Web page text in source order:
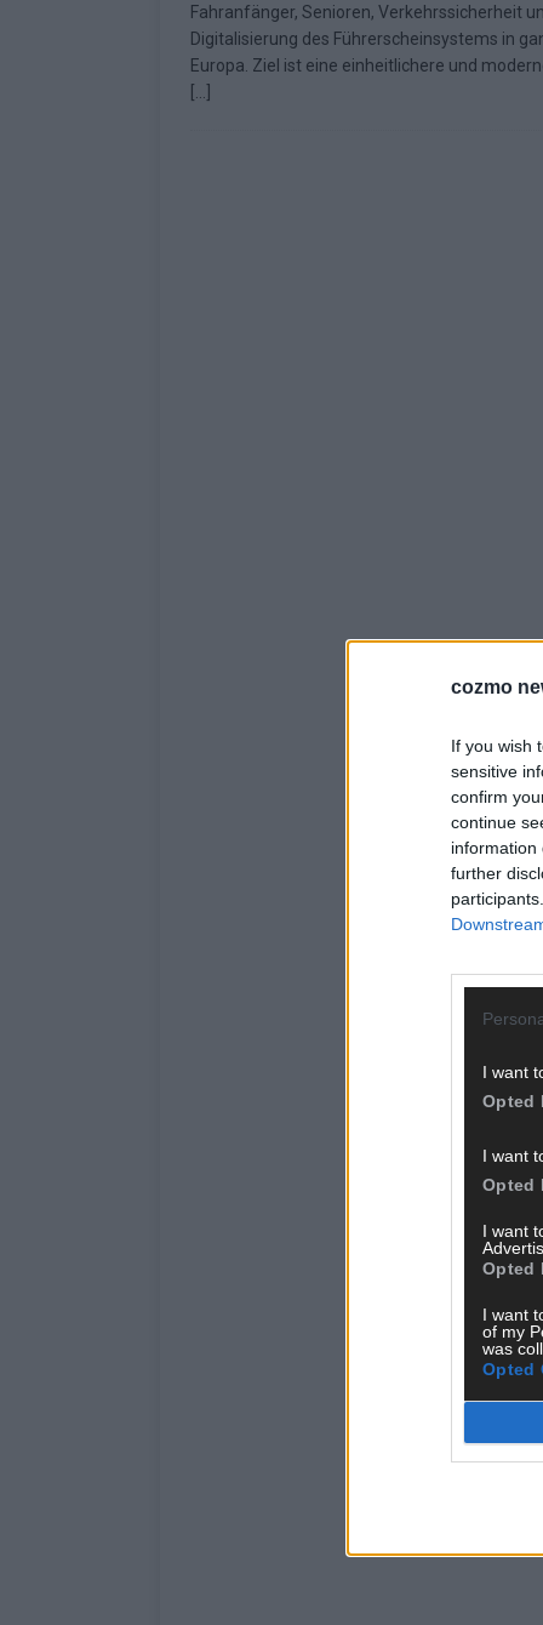
cozmo
If you wish
sensitive
confirm
continue
information
further
I want
Opted
I want
Opted
I want
Opted
I want
of my
was
Opted
Fazit zum ESC 2026 KOMMENTAR
Fahranfänger, Senioren, Verkehrssicherheit
Digitalisierung des Führerscheinsystems in
Europa. Ziel ist eine einheitlichere und